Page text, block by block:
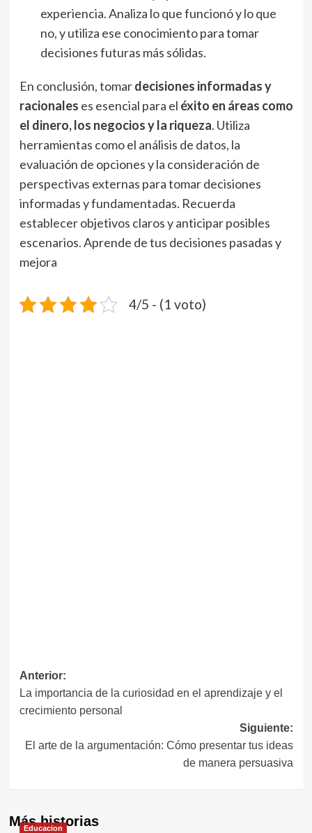
experiencia. Analiza lo que funcionó y lo que
no, y utiliza ese conocimiento para tomar
decisiones futuras más sólidas.
En conclusión, tomardecisiones informadas y
racionales es esencial para el éxito en áreas como
el dinero, los negocios y la riqueza. Utiliza
herramientas como el análisis de datos, la
evaluación de opciones y la consideración de
perspectivas externas para tomar decisiones
informadas y fundamentadas. Recuerda
establecer objetivos claros y anticipar posibles
escenarios. Aprende de tus decisiones pasadas y
mejora
4/5 - (1 voto)
Navegación
de
entradas
Anterior:
La importancia de la curiosidad en el aprendizaje y el
crecimiento personal
Siguiente:
El arte de la argumentación: Cómo presentar tus ideas
de manera persuasiva
Más historias
Educacion